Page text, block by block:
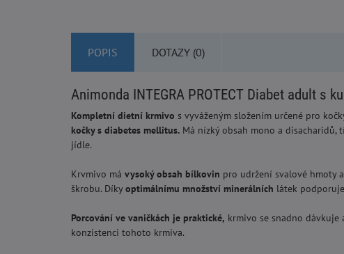
POPIS DOTAZY (0)
Animonda INTEGRA PROTECT Diabet adult s
Kompletní dietní krmivo s vyváženým složením určené pro
kočky s diabetes mellitus. Má nízký obsah mono a
jídle.
Krvmivo má vysoký obsah bílkovin pro udržení svalové hmoty
škrobu. Díky optimálnímu množství minerálních látek
Porcování ve vaničkách je praktické, krmivo se snadno
konzistenci tohoto krmiva.